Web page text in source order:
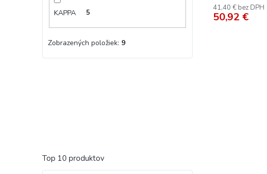
KAPPA 5
Zobrazených položiek: 9
Top 10 produktov
41,40 € bez DPH
50,92 €